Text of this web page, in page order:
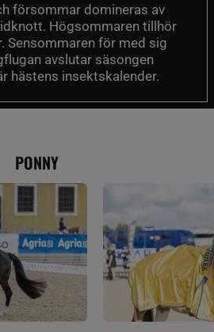
försommar domineras av
Högsommaren tillhör
Sensommaren för med sig
avslutar säsongen
hästens insektskalender.
PONNY